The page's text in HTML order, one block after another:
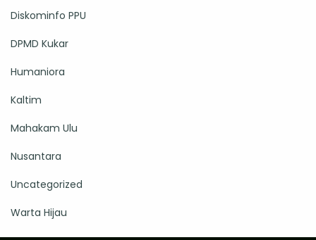
Diskominfo PPU
DPMD Kukar
Humaniora
Kaltim
Mahakam Ulu
Nusantara
Uncategorized
Warta Hijau